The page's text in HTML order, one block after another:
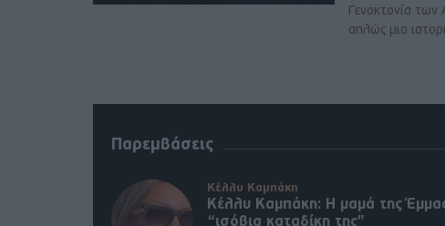
Γενοκτονία
απλώς μια
Παρεμβάσεις
Κέλλυ Καμπάκη
Κέλλυ Καμπάκη: Η μαμά της
“ισόβια καταδίκη της”